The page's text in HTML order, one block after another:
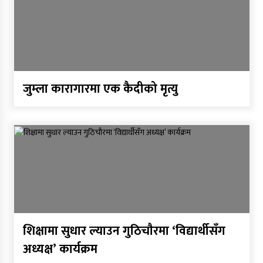
नेपाली कांग्रेसका वरिष्ठ नेता गोपालमान श्रेष्ठको निधन
जुम्लामा बेहोस अवस्थामा फेला परेका युवाको मृत्यु
जुम्ला कारागारमा एक कैदीको मृत्यु
शिक्षामा सुधार ल्याउन गुठिचाैरमा ‘विद्यार्थीसँग
अध्यक्ष’ कार्यक्रम